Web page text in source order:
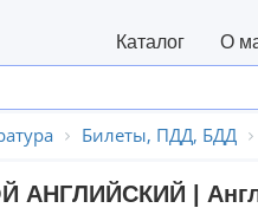
Каталог О
Билеты, ПДД, БДД
АНГЛИЙСКИЙ |